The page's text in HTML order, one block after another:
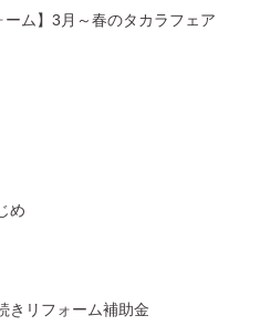
ーム】3月～春のタカラフェア
め
きリフォーム補助金